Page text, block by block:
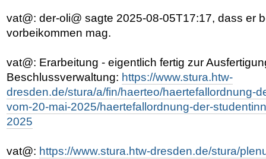
vat@: der-oli@ sagte 2025-08-05T17:17, dass er
vorbeikommen mag.
vat@: Erarbeitung - eigentlich fertig zur
Beschlussverwaltung: https://www.stura.htw-
dresden.de/stura/a/fin/haerteo/haertefallordnung-
vom-20-mai-2025/haertefallordnung-der-
2025
vat@: https://www.stura.htw-dresden.de/stura/